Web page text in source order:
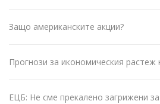
Защо американските акции?
Прогнози за икономическия растеж
ЕЦБ: Не сме прекалено загрижени